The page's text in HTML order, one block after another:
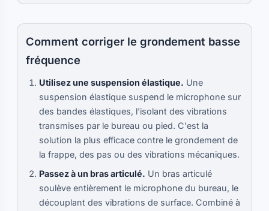
Comment corriger le grondement basse
fréquence
Utilisez une suspension élastique. Une
suspension élastique suspend le microphone sur
des bandes élastiques, l'isolant des vibrations
transmises par le bureau ou pied. C'est la
solution la plus efficace contre le grondement de
la frappe, des pas ou des vibrations mécaniques.
Passez à un bras articulé. Un bras articulé
soulève entièrement le microphone du bureau, le
découplant des vibrations de surface. Combiné à